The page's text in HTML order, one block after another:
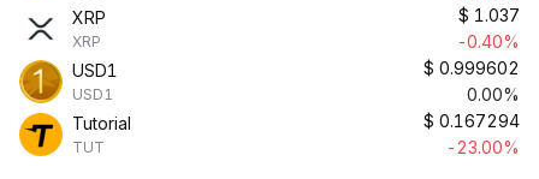
XRP
XRP
$ 1.037
-0.40%
USD1
USD1
$ 0.999602
0.00%
Tutorial
TUT
$ 0.167294
-23.00%